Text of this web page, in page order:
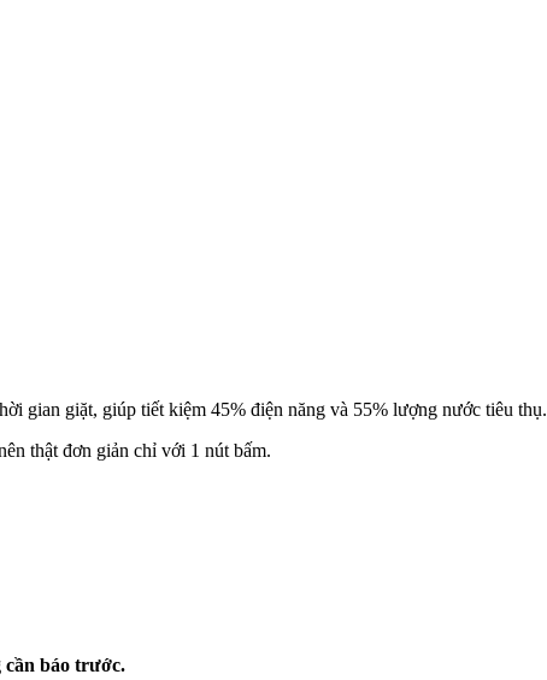
gian giặt, giúp tiết kiệm 45% điện năng và 55% lượng nước tiêu thụ.
thật đơn giản chỉ với 1 nút bấm.
cần báo trước.